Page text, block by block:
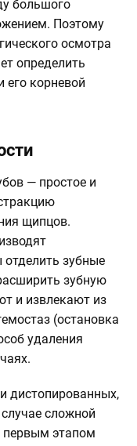
большого
Поэтому
осмотра
определить
его корневой
— простое и
щипцов.
зубные
зубную
и извлекают из
(остановка
удаления
дистопированных,
сложной
первым этапом